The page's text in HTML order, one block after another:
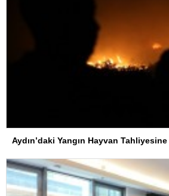
Aydın’daki Yangın Hayvan